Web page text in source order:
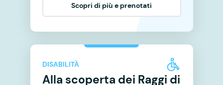
Scopri di più e prenotati
DISABILITÀ
Alla scoperta dei Raggi di